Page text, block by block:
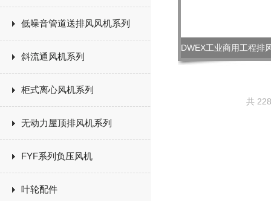
低噪音管道送排风风机系列
斜流通风机系列
柜式离心风机系列
无动力屋顶排风机系列
FYF系列负压风机
叶轮配件
共